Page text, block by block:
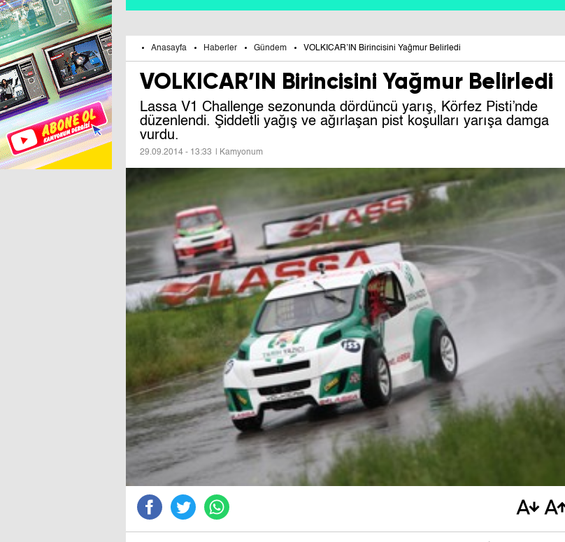
Anasayfa Haberler Gündem VOLKICAR’IN Birincisini Yağmur Belirledi
VOLKICAR’IN Birincisini Yağmur Belirledi
Lassa V1 Challenge sezonunda dördüncü yarış, Körfez Pisti’nde
düzenlendi. Şiddetli yağış ve ağırlaşan pist koşulları yarışa damga
vurdu.
29.09.2014 - 13:33 | Kamyonum